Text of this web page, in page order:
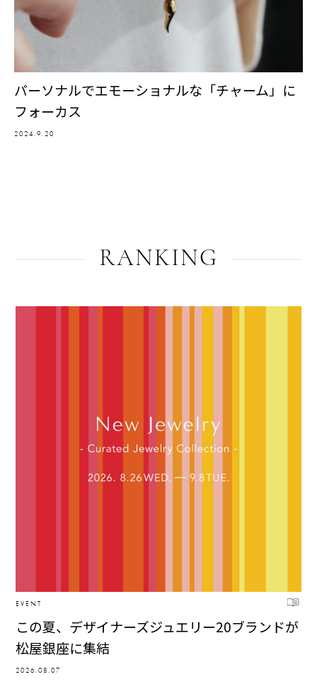
パーソナルでエモーショナルな「チャーム」に
フォーカス
2024.9.20
RANKING
EVENT
この夏、デザイナーズジュエリー20ブランドが
松屋銀座に集結
2026.08.07